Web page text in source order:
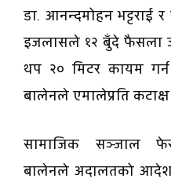
डा. आनन्दमोहन भट्टराई
इजलासले १२ बुँदे फैसला
थप २० मिटर कायम
बालेनले एमालेप्रति
सामाजिक सञ्जाल
बालेनले अदालतको आदेश